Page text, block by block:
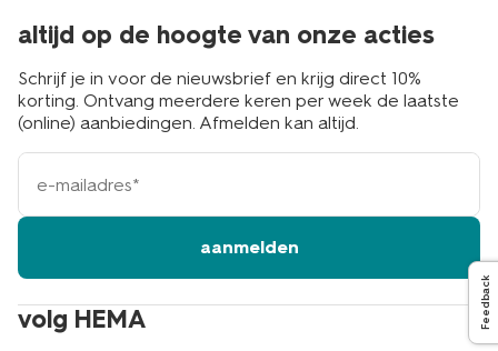
volg HEMA
altijd op de hoogte van onze acties
Schrijf je in voor de nieuwsbrief en krijg direct 10%
korting. Ontvang meerdere keren per week de laatste
(online) aanbiedingen. Afmelden kan altijd.
e-
mailadres
aanmelden
Feedback